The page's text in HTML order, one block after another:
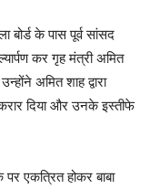
के पास पूर्व सांसद
कर गृह मंत्री अमित
अमित शाह द्वारा
दिया और उनके इस्तीफे
एकत्रित होकर बाबा